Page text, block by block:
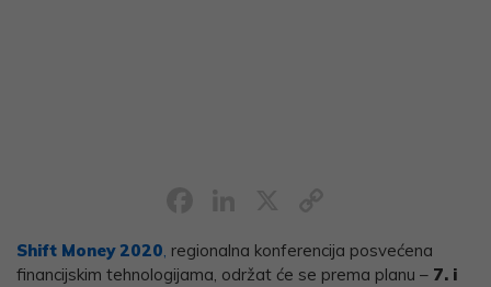
Link
Shift Money 2020, regionalna konferencija posvećena
financijskim tehnologijama, održat će se prema planu – 7. i